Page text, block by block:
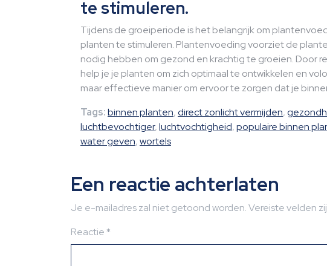
te stimuleren.
Tijdens de groeiperiode is het belangrijk om
planten te stimuleren. Plantenvoeding voorziet de
nodig hebben om gezond en krachtig te groeien. Door
help je je planten om zich optimaal te ontwikkelen en
maar effectieve manier om ervoor te zorgen dat je
Tags:binnen planten,direct zonlicht vermijden,
luchtbevochtiger,luchtvochtigheid,populaire binnen
water geven,wortels
Een reactie achterlaten
Je e-mailadres zal niet getoond worden.Vereiste velden
Reactie*